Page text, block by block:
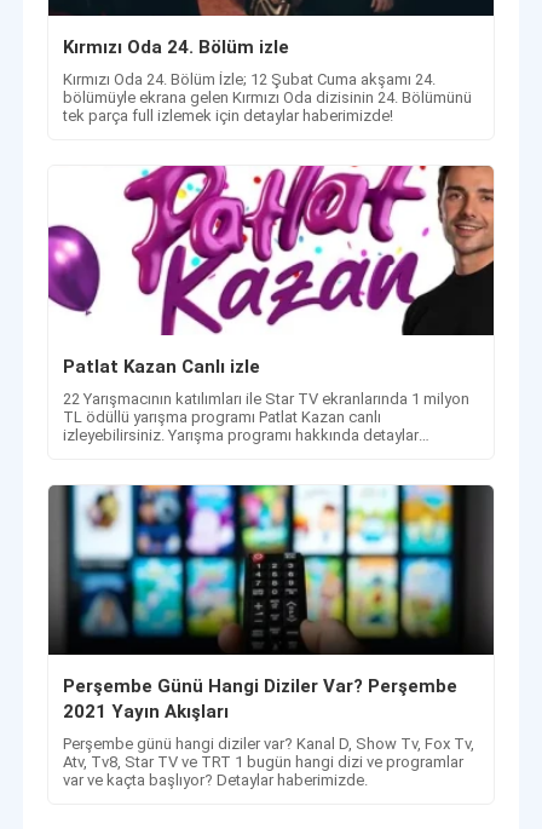
Kırmızı Oda 24. Bölüm izle
Kırmızı Oda 24. Bölüm İzle; 12 Şubat Cuma akşamı 24.
bölümüyle ekrana gelen Kırmızı Oda dizisinin 24. Bölümünü
tek parça full izlemek için detaylar haberimizde!
Patlat Kazan Canlı izle
22 Yarışmacının katılımları ile Star TV ekranlarında 1 milyon
TL ödüllü yarışma programı Patlat Kazan canlı
izleyebilirsiniz. Yarışma programı hakkında detaylar
Perşembe Günü Hangi Diziler Var? Perşembe
2021 Yayın Akışları
Perşembe günü hangi diziler var? Kanal D, Show Tv, Fox Tv,
Atv, Tv8, Star TV ve TRT 1 bugün hangi dizi ve programlar
var ve kaçta başlıyor? Detaylar haberimizde.